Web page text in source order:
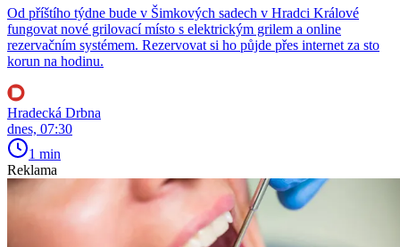
Od příštího týdne bude v Šimkových sadech v Hradci Králové
fungovat nové grilovací místo s elektrickým grilem a online
rezervačním systémem. Rezervovat si ho půjde přes internet za sto
korun na hodinu.
Hradecká Drbna
dnes, 07:30
1 min
Reklama